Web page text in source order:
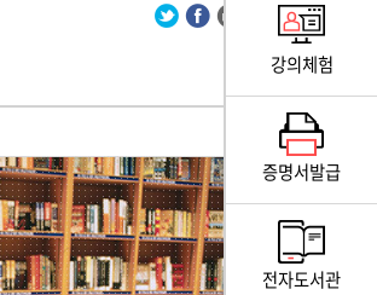
강의체험
증명서발급
전자도서관